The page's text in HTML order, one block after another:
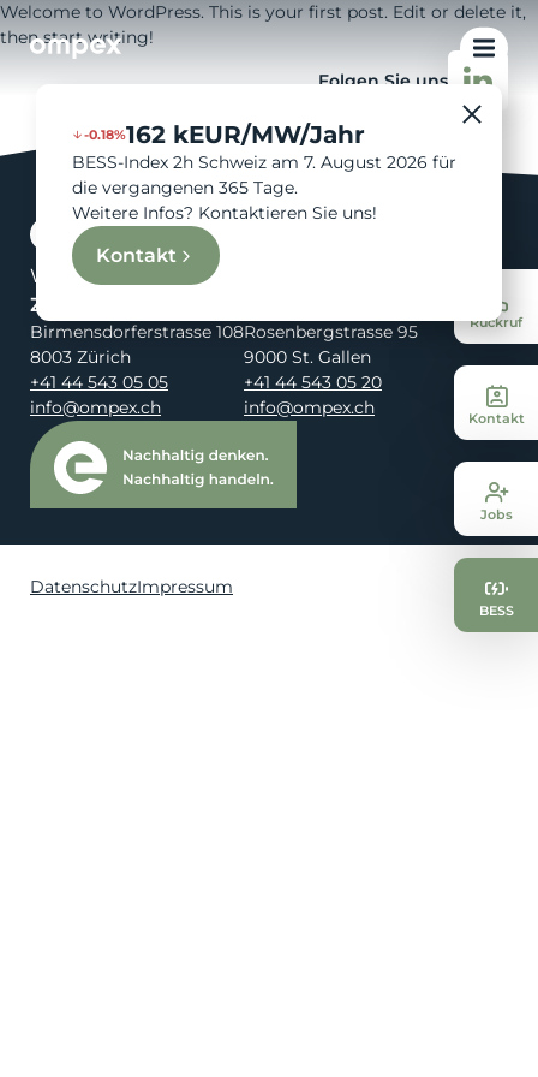
Rückruf
Kontakt
Jobs
BESS
-0.18%162 kEUR/MW/Jahr
BESS-Index 2h Schweiz am 7. August 2026 für
die vergangenen 365 Tage.
Weitere Infos? Kontaktieren Sie uns!
Kontakt
Welcome to WordPress. This is your first post. Edit or delete it,
then start writing!
Folgen Sie uns
Wir sind Ihre Energie.
Zürich
Birmensdorferstrasse 108
8003 Zürich
+41 44 543 05 05
info@ompex.ch
Rosenbergstrasse 95
9000 St. Gallen
+41 44 543 05 20
info@ompex.ch
DatenschutzImpressum